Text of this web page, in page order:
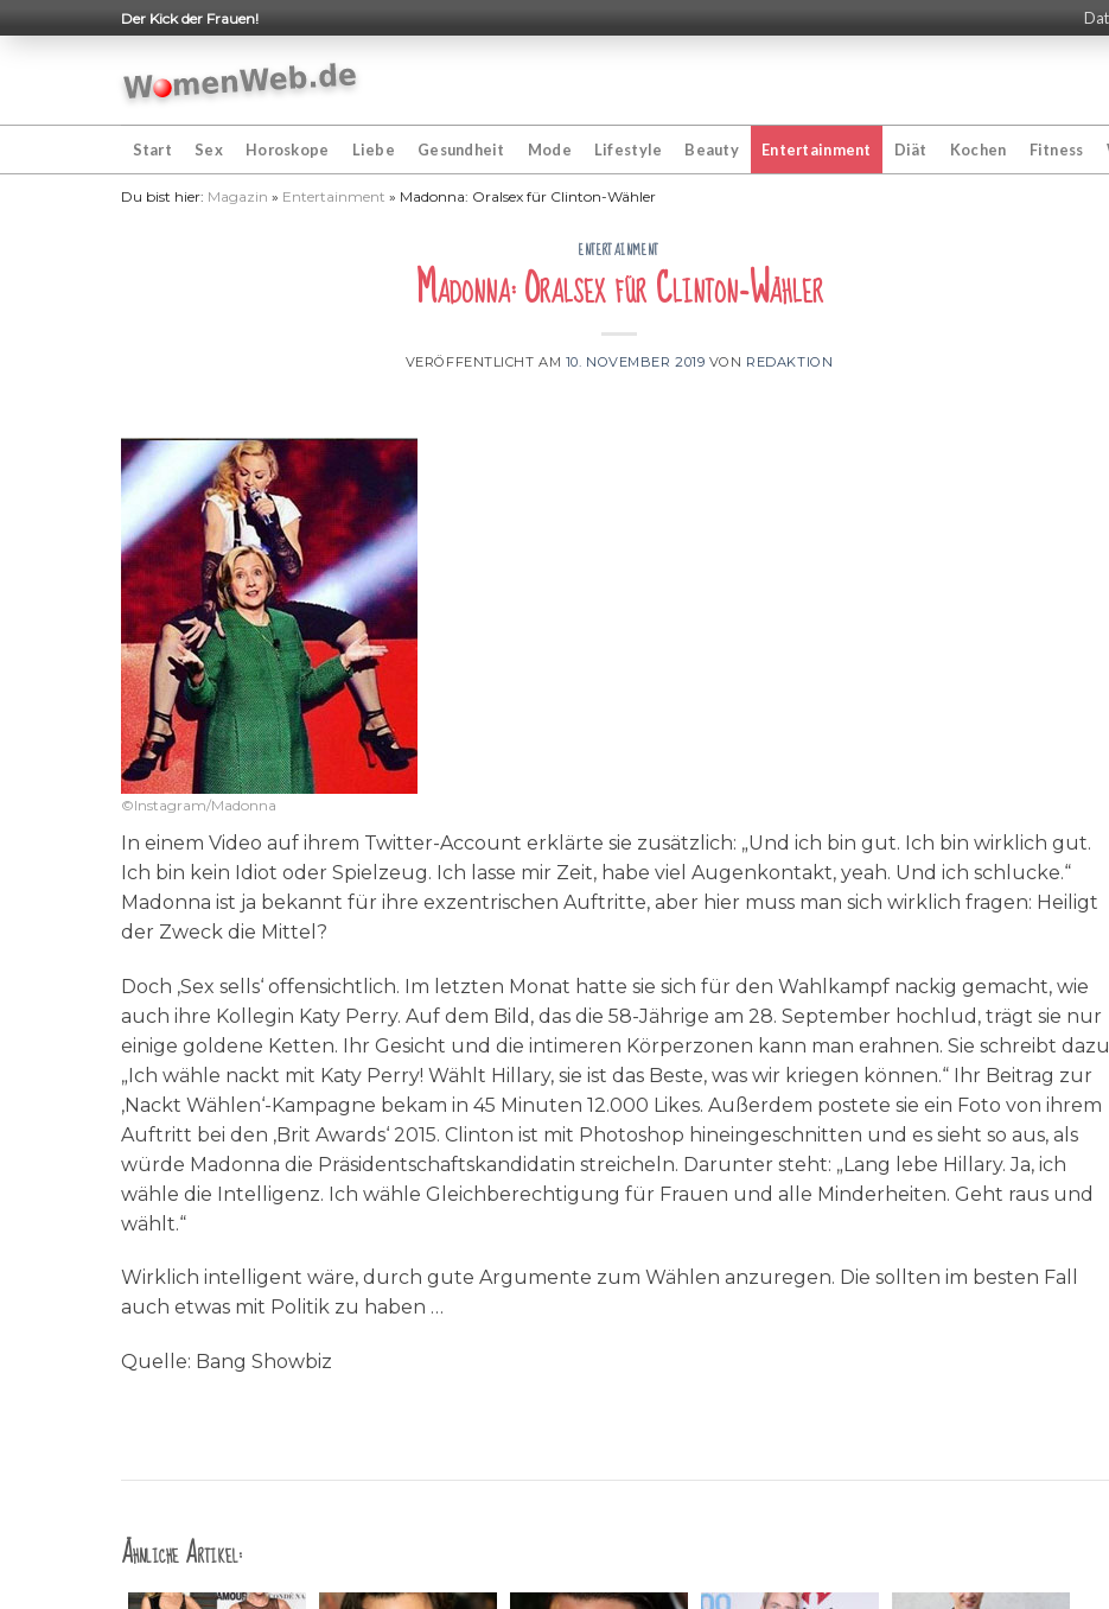
to
Der Kick der Frauen!
Start Sex Horoskope Liebe Gesundheit Mode Lifestyle Beauty Entertainment Diät Kochen Fitness
Du bist hier: Magazin » Entertainment » Madonna: Oralsex für Clinton-Wähler
ENTERTAINMENT
Madonna: Oralsex für Clinton-Wähler
VERÖFFENTLICHT AM 10. NOVEMBER 2019 VON REDAKTION
©Instagram/Madonna
In einem Video auf ihrem Twitter-Account erklärte sie zusätzlich: „Und ich bin gut. Ich bin wirklich gut.
Ich bin kein Idiot oder Spielzeug. Ich lasse mir Zeit, habe viel Augenkontakt, yeah. Und ich schlucke.“
Madonna ist ja bekannt für ihre exzentrischen Auftritte, aber hier muss man sich wirklich fragen: Heiligt
der Zweck die Mittel?
Doch ‚Sex sells‘ offensichtlich. Im letzten Monat hatte sie sich für den Wahlkampf nackig gemacht, wie
auch ihre Kollegin Katy Perry. Auf dem Bild, das die 58-Jährige am 28. September hochlud, trägt sie nur
einige goldene Ketten. Ihr Gesicht und die intimeren Körperzonen kann man erahnen. Sie schreibt
„Ich wähle nackt mit Katy Perry! Wählt Hillary, sie ist das Beste, was wir kriegen können.“ Ihr Beitrag zur
‚Nackt Wählen‘-Kampagne bekam in 45 Minuten 12.000 Likes. Außerdem postete sie ein Foto von ihrem
Auftritt bei den ‚Brit Awards‘ 2015. Clinton ist mit Photoshop hineingeschnitten und es sieht so aus, als
würde Madonna die Präsidentschaftskandidatin streicheln. Darunter steht: „Lang lebe Hillary. Ja, ich
wähle die Intelligenz. Ich wähle Gleichberechtigung für Frauen und alle Minderheiten. Geht raus und
wählt.“
Wirklich intelligent wäre, durch gute Argumente zum Wählen anzuregen. Die sollten im besten Fall
auch etwas mit Politik zu haben …
Quelle: Bang Showbiz
Ähnliche Artikel: